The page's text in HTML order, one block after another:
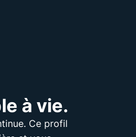
à vie.
Ce profil